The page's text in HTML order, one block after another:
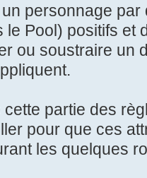
personnage
le Pool) positifs et
ou soustraire un
partie des
pour que ces
les quelques